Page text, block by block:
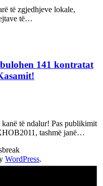
të zgjedhjeve lokale,
të…
141 kontratat
të ndalur! Pas publikimit
tashmë janë…
WordPress.